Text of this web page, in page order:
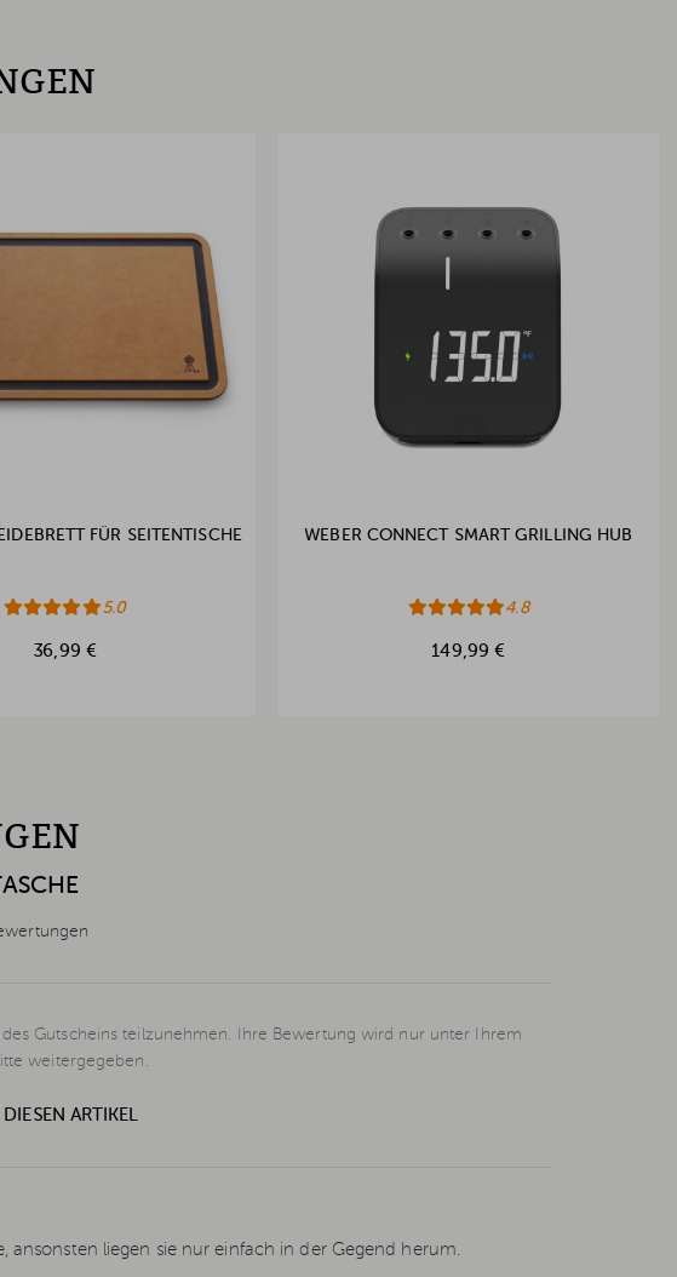
FÜR SEITENTISCHE
5.0
36,99 €
WEBER CONNECT SMART GRILLING HUB
4.8
149,99 €
Gutscheins teilzunehmen. Ihre Bewertung wird nur unter Ihrem
weitergegeben.
ARTIKEL
ansonsten liegen sie nur einfach in der Gegend herum.